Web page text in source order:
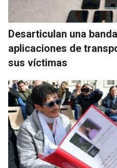
Desarticulan una
aplicaciones de
sus víctimas